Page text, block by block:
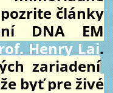
články
DNA EM
Henry Lai.
zariadení
byť pre živé